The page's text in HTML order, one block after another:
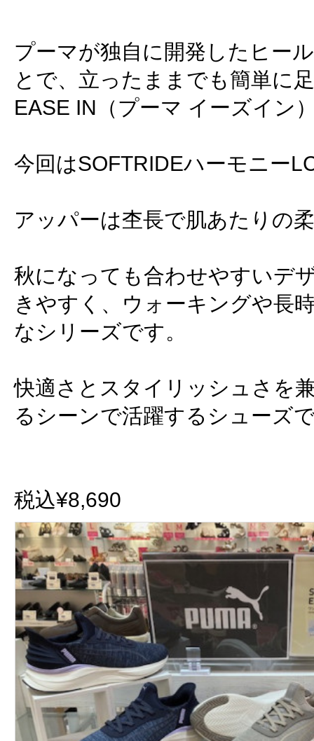
プーマが独自に開発したヒー
とで、立ったままでも簡単に
EASE IN（プーマ イーズイン
今回はSOFTRIDEハーモニー
アッパーは杢長で肌あたりの
秋になっても合わせやすいデ
きやすく、ウォーキングや長
なシリーズです。
快適さとスタイリッシュさを
るシーンで活躍するシューズ
税込¥8,690